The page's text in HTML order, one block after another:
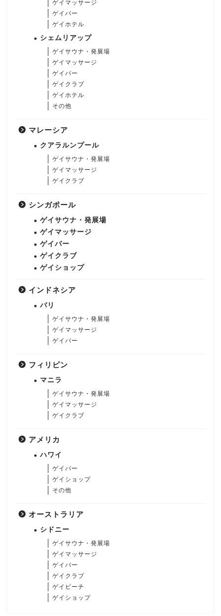
ゲイマッサージ
ゲイバー
ゲイホテル
シェムリアップ
ゲイサウナ・発展場
ゲイマッサージ
ゲイバー
ゲイクラブ
ゲイホテル
その他
マレーシア
クアラルンプール
ゲイサウナ・発展場
ゲイマッサージ
ゲイクラブ
シンガポール
ゲイサウナ・発展場
ゲイマッサージ
ゲイバー
ゲイクラブ
ゲイショップ
インドネシア
バリ
ゲイサウナ・発展場
ゲイマッサージ
ゲイバー
フィリピン
マニラ
ゲイサウナ・発展場
ゲイマッサージ
ゲイクラブ
アメリカ
ハワイ
ゲイバー
ゲイショップ
その他
オーストラリア
シドニー
ゲイサウナ・発展場
ゲイマッサージ
ゲイバー
ゲイクラブ
ゲイビーチ
ゲイショップ